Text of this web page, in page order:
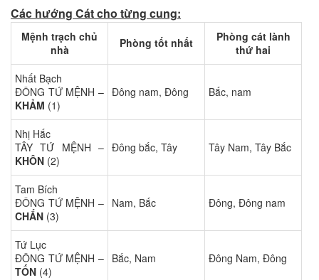
Các hướng Cát cho từng cung:
Mệnh trạch chủ
nhà
Phòng tốt nhất
Phòng cát lành
thứ hai
Nhất Bạch
ĐÔNG TỨ MỆNH –
KHẢM (1)
Đông nam, Đông Bắc, nam
Nhị Hắc
TÂY TỨ MỆNH –
KHÔN (2)
Đông bắc, Tây Tây Nam, Tây Bắc
Tam Bích
ĐÔNG TỨ MỆNH –
CHẤN (3)
Nam, Bắc Đông, Đông nam
Tứ Lục
ĐÔNG TỨ MỆNH –
TỐN (4)
Bắc, Nam Đông Nam, Đông